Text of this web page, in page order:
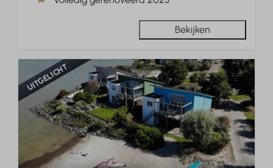
Bekijken
UITGELICHT